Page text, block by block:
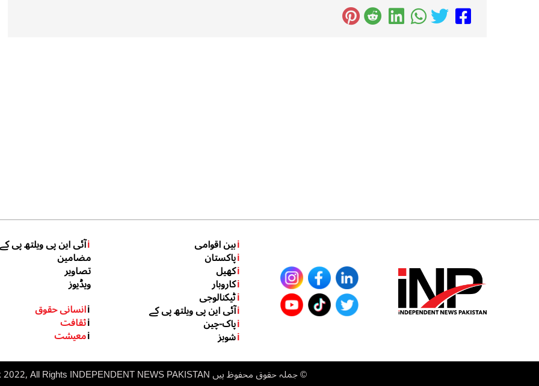
iبین اقوامی
iپاکستان
iکھیل
iکاروبار
iٹیکنالوجی
iآئی این پی ویلتھ پی کے
iپاک-چین
iشوبز
iآئی این پی ویلتھ پی کے
مضامین
تصاویر
ویڈیوز
iانسانی حقوق
iثقافت
iمعیشت
©جملہ حقوق محفوظ ہیں inp.net.pk 2022, All Rights INDEPENDENT NEWS PAKISTAN